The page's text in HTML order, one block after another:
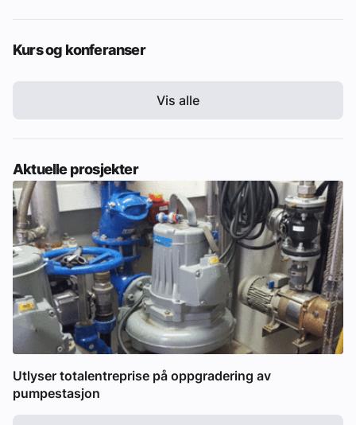
Kurs og konferanser
Vis alle
Aktuelle prosjekter
Utlyser totalentreprise på oppgradering av
pumpestasjon